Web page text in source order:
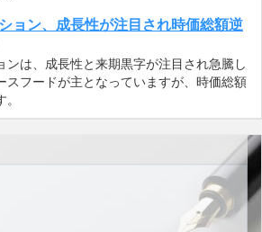
ョン、成長性が注目され時価総額逆
ンは、成長性と来期黒字が注目され急騰し
スフードが主となっていますが、時価総額